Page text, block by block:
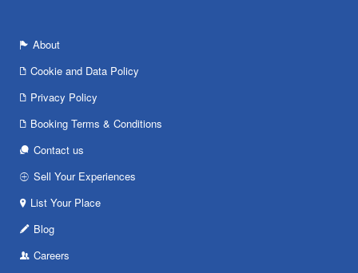
About
Cookie and Data Policy
Privacy Policy
Booking Terms & Conditions
Contact us
Sell Your Experiences
List Your Place
Blog
Careers